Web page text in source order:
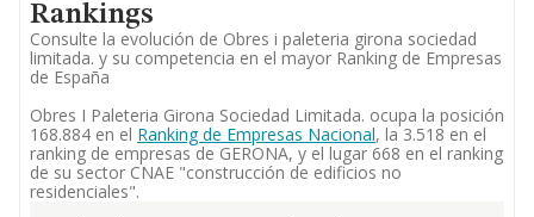
Rankings
Consulte la evolución de Obres i paleteria girona sociedad
limitada. y su competencia en el mayor Ranking de Empresas
de España
Obres I Paleteria Girona Sociedad Limitada. ocupa la posición
168.884 en el Ranking de Empresas Nacional, la 3.518 en el
ranking de empresas de GERONA, y el lugar 668 en el ranking
de su sector CNAE "construcción de edificios no
residenciales".